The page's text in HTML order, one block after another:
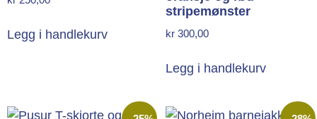
Legg i handlekurv
stripemønster
kr 300,00
Legg i handlekurv